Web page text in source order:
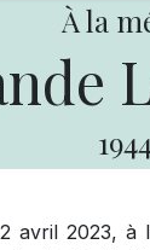
À la
avril 2023, à